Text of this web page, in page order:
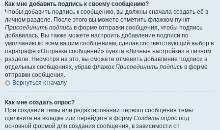
Как мне добавить подпись к своему сообщению?
Чтобы добавить подпись к сообщению, вы должны сначала создать её в
личном разделе. После этого вы можете отметить флажком пункт
Присоединить подпись в форме отправки сообщения, чтобы подпись
добавилась. Вы также можете настроить добавление подписи по
умолчанию ко всем вашим сообщениям, сделав соответствующий выбор в
параграфе «Отправка сообщений» пункта «Личные настройки» в личном
разделе. Несмотря на это, вы сможете отменить добавление подписи в
отдельных сообщениях, убрав флажок Присоединить подпись в форме
отправки сообщения.
Вернуться к началу
Как мне создать опрос?
При создании темы или редактировании первого сообщения темы
щёлкните на вкладке или перейдите в форму Создать опрос под
основной формой для создания сообщения, в зависимости от